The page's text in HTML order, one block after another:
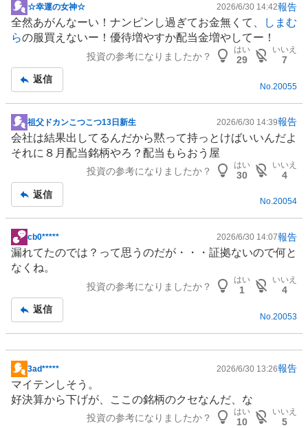
掲
示
板
☆幸運の女神☆ 2026/6/30 14:42報告
全然あがんなーい！ナンピンし過ぎてお金無くて、
しまむ
らの服買えないー！優待増やすか配当金増やしてー！
投資の参考になりましたか？
はい
29
いいえ
7
返信
No. 20055
掲
示
板
祖父ドカンこつこつ13日新生 2026/6/30 14:39報告
会社は結果出してるんだから黙って持っとけばいいんだよ
それに８月配当銘柄やろ？配当もらおう屋
投資の参考になりましたか？
はい
30
いいえ
4
返信
No.20054
掲
示
板
cb0***** 2026/6/30 14:07報告
漏れてたのでは？って思うのだが・・・証拠ないので何と
なくね。
投資の参考になりましたか？
はい
1
いいえ
4
返信
No. 20053
掲
示
板
3ad***** 2026/6/30 13:26報告
マイテンしそう。
好決算から下げが、ここの銘柄のクセなんだ、な
投資の参考になりましたか？
はい
10
いいえ
5